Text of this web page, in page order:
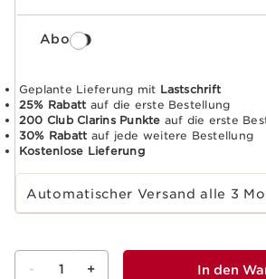
Abo
Geplante Lieferung mit Lastschrift
25% Rabatt auf die erste Bestellung
200 Club Clarins Punkte auf die erste
30% Rabatt auf jede weitere Bestellung
Kostenlose Lieferung
Wählen Sie die Laufzeit des Abonnements
- 1 + In den